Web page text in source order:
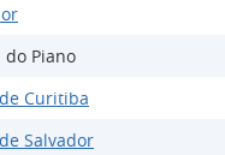
Piano
Curitiba
Salvador